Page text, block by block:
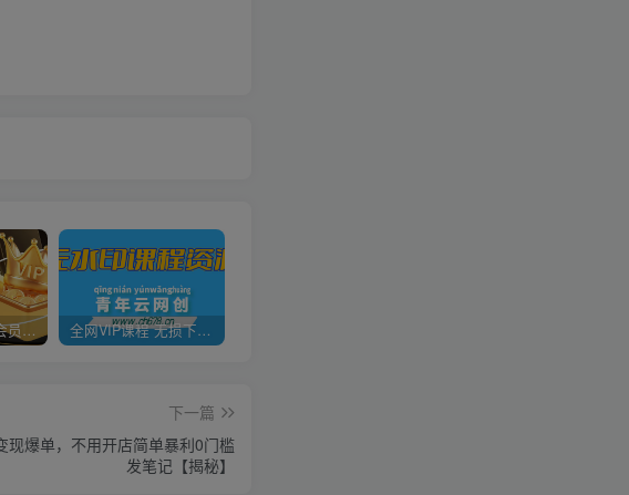
加入青年云网创会员，全站资源免费学习。加入高级合伙人，推广日入1000+ 全网VIP课程 无损下载~
下一篇
爆单，不用开店简单暴利0门槛
发笔记【揭秘】